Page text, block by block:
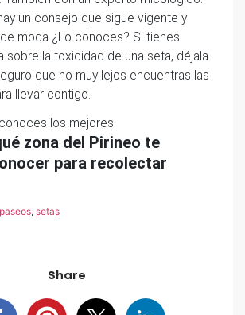
un consejo que sigue vigente y
moda ¿Lo conoces? Si tienes
sobre la toxicidad de una seta, déjala
que no muy lejos encuentras las
llevar contigo.
los mejores
zona del Pirineo te
para recolectar
paseos, setas
Share